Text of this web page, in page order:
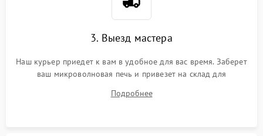
3. Выезд мастера
Наш курьер приедет к вам в удобное для вас время. Заберет
ваш микроволновая печь и привезет на склад для
Подробнее